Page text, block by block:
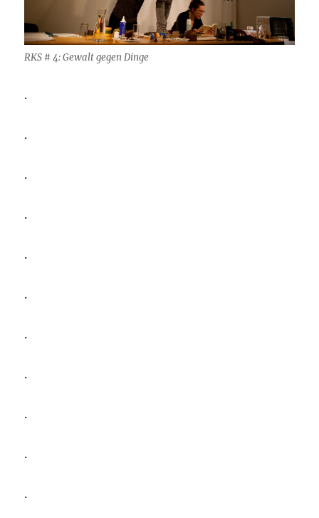
RKS # 4: Gewalt gegen Dinge
.
.
.
.
.
.
.
.
.
.
.